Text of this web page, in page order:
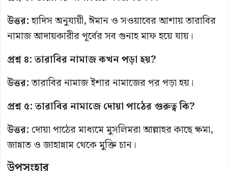
উত্তর:হাদিস অনুযায়ী, ঈমান ও সওয়াবের আশায় তারাবির
নামাজ আদায়কারীর পূর্বের সব গুনাহ মাফ হয়ে যায়।
প্রশ্ন ৪: তারাবির নামাজ কখন পড়া হয়?
উত্তর:তারাবির নামাজ ইশার নামাজের পর পড়া হয়।
প্রশ্ন ৫: তারাবির নামাজে দোয়া পাঠের গুরুত্ব কি?
উত্তর:দোয়া পাঠের মাধ্যমে মুসলিমরা আল্লাহর কাছে ক্ষমা,
জান্নাত ও জাহান্নাম থেকে মুক্তি চান।